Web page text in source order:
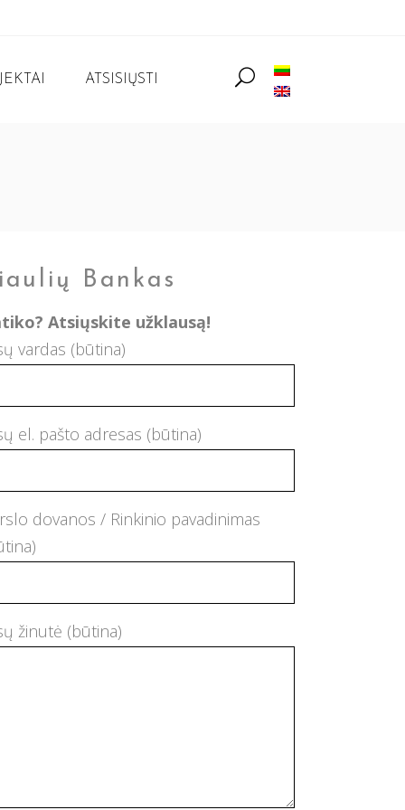
ATSISIŲSTI
Bankas
Atsiųskite užklausą!
vardas (būtina)
el. pašto adresas (būtina)
dovanos / Rinkinio pavadinimas
žinutė (būtina)